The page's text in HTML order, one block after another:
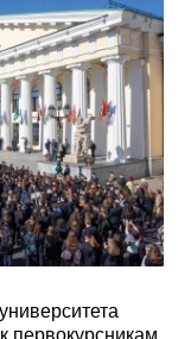
первокурсникам